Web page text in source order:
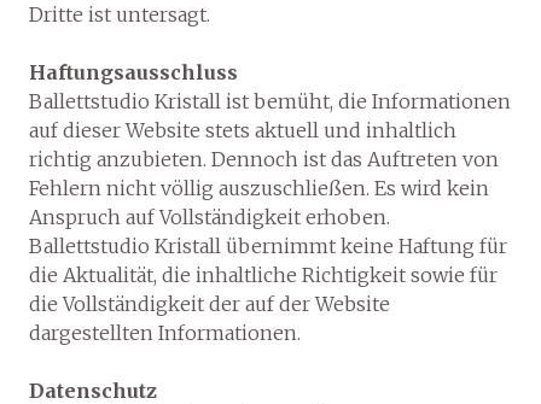
Dritte ist untersagt.
Haftungsausschluss
Ballettstudio Kristall ist bemüht, die Informationen
auf dieser Website stets aktuell und inhaltlich
richtig anzubieten. Dennoch ist das Auftreten von
Fehlern nicht völlig auszuschließen. Es wird kein
Anspruch auf Vollständigkeit erhoben.
Ballettstudio Kristall übernimmt keine Haftung für
die Aktualität, die inhaltliche Richtigkeit sowie für
die Vollständigkeit der auf der Website
dargestellten Informationen.
Datenschutz